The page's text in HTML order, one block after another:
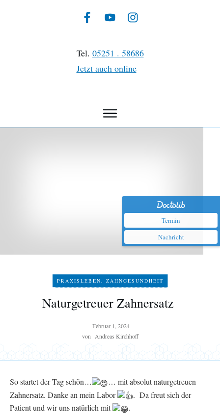
Termin
Nachricht
Tel. 05251 . 58686
Jetzt auch online
PRAXISLEBEN, ZAHNGESUNDHEIT
Naturgetreuer Zahnersatz
Februar 1, 2024
von Andreas Kirchhoff
So startet der Tag schön…
… mit absolut naturgetreuen
Zahnersatz. Danke an mein Labor
. Da freut sich der
Patient und wir uns natürlich mit
.